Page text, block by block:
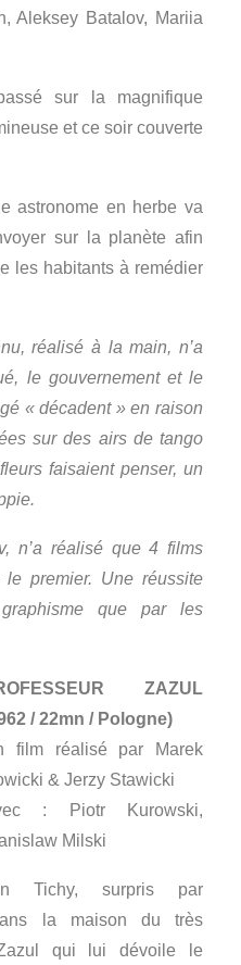
Aleksey Batalov, Mariia
sur la magnifique
et ce soir couverte
astronome en herbe va
sur la planète afin
les habitants à remédier
réalisé à la main, n’a
le gouvernement et le
« décadent » en raison
sur des airs de tango
faisaient penser, un
n’a réalisé que 4 films
le premier. Une réussite
que par les
ZAZUL
/ 22mn / Pologne)
film réalisé par Marek
& Jerzy Stawicki
: Piotr Kurowski,
Milski
Tichy, surpris par
la maison du très
qui lui dévoile le